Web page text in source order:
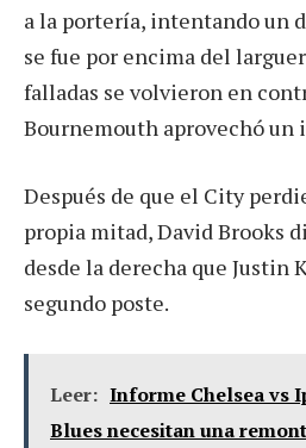
a la portería, intentando un
se fue por encima del
falladas se volvieron en
Bournemouth aprovechó un
Después de que el City
propia mitad, David Brooks
desde la derecha que
segundo poste.
Leer: Informe Chelsea vs
Blues necesitan una